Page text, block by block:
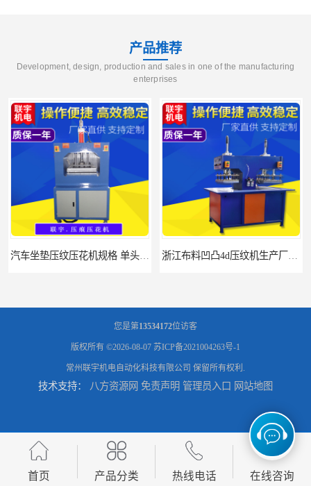
产品推荐
Development, design, production and sales in one of the manufacturing
enterprises
面料凹凸压纹机厂家 毛巾干发巾压标压logo设备 性能稳定 浙江布料凹凸4d压纹机厂家 服装针织布料凹凸压纹机 性能稳定
您是第13534172位访客
版权所有 ©2026-08-07 苏ICP备2021004263号-1
常州联宇机电自动化科技有限公司 保留所有权利.
技术支持： 八方资源网 免责声明 管理员入口 网站地图
首页 产品分类 热线电话 在线咨询